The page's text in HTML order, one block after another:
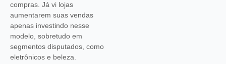
compras. Já vi lojas
aumentarem suas vendas
apenas investindo nesse
modelo, sobretudo em
segmentos disputados, como
eletrônicos e beleza.